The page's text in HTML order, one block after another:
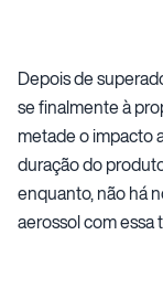
Depois de
se finalmente à
metade o impacto
duração do
enquanto, não há
aerossol com essa